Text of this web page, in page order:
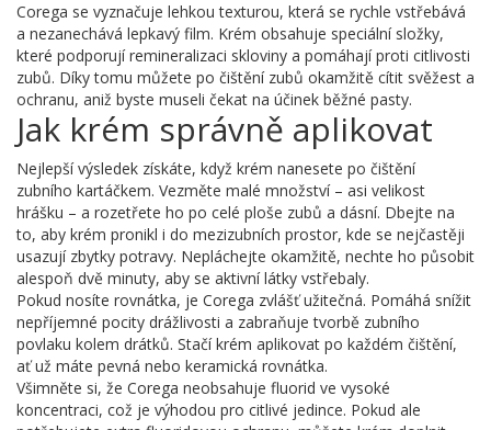
Corega se vyznačuje lehkou texturou, která se rychle vstřebává
a nezanechává lepkavý film. Krém obsahuje speciální složky,
které podporují remineralizaci skloviny a pomáhají proti citlivosti
zubů. Díky tomu můžete po čištění zubů okamžitě cítit svěžest a
ochranu, aniž byste museli čekat na účinek běžné pasty.
Jak krém správně aplikovat
Nejlepší výsledek získáte, když krém nanesete po čištění
zubního kartáčkem. Vezměte malé množství – asi velikost
hrášku – a rozetřete ho po celé ploše zubů a dásní. Dbejte na
to, aby krém pronikl i do mezizubních prostor, kde se nejčastěji
usazují zbytky potravy. Nepláchejte okamžitě, nechte ho působit
alespoň dvě minuty, aby se aktivní látky vstřebaly.
Pokud nosíte rovnátka, je Corega zvlášť užitečná. Pomáhá snížit
nepříjemné pocity drážlivosti a zabraňuje tvorbě zubního
povlaku kolem drátků. Stačí krém aplikovat po každém čištění,
ať už máte pevná nebo keramická rovnátka.
Všimněte si, že Corega neobsahuje fluorid ve vysoké
koncentraci, což je výhodou pro citlivé jedince. Pokud ale